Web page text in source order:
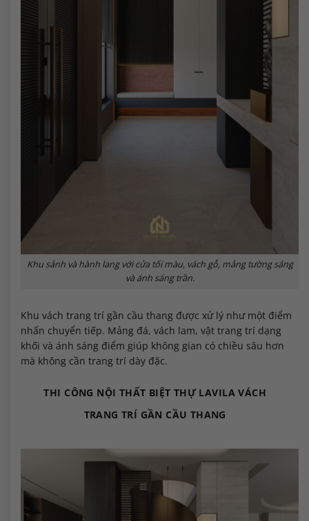
Khu sảnh và hành lang với cửa tối màu, vách gỗ, mảng tường sáng
và ánh sáng trần.
Khu vách trang trí gần cầu thang được xử lý như một điểm
nhấn chuyển tiếp. Mảng đá, vách lam, vật trang trí dạng
khối và ánh sáng điểm giúp không gian có chiều sâu hơn
mà không cần trang trí dày đặc.
THI CÔNG NỘI THẤT BIỆT THỰ LAVILA VÁCH
TRANG TRÍ GẦN CẦU THANG